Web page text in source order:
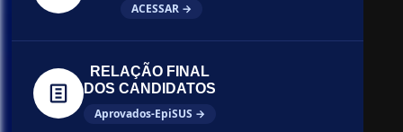
ACESSAR →
RELAÇÃO FINAL
DOS CANDIDATOS
Aprovados-EpiSUS →